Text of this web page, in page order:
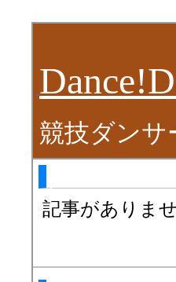
競技ダンサ
記事がありま